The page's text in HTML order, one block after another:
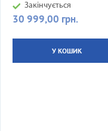
Закінчується
Ціна
30 999,00 грн.
У КОШИК